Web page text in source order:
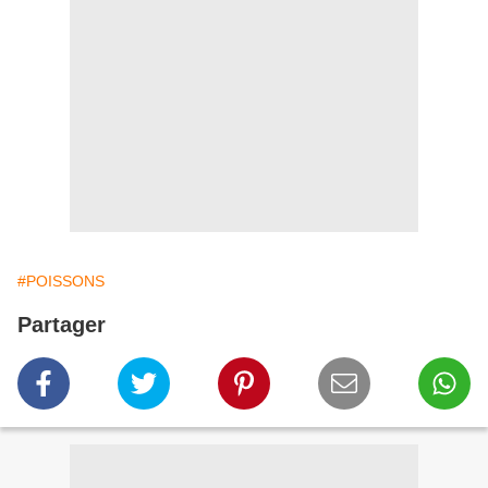
#POISSONS
Partager